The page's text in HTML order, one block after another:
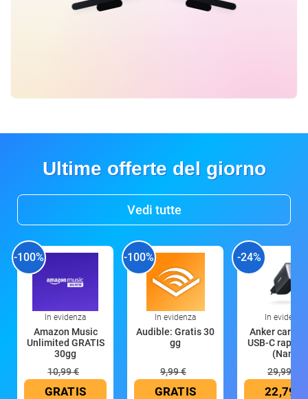
Ultime offerte del giorno
Vedi tutte
-100%
In evidenza
Amazon Music
Unlimited GRATIS
30gg
10,99 €
GRATIS
-100%
In evidenza
Audible: Gratis 30
gg
9,99 €
GRATIS
-24%
In evidenza
Anker
USB-C rapido
(Nano
29,99 €
22,79 €